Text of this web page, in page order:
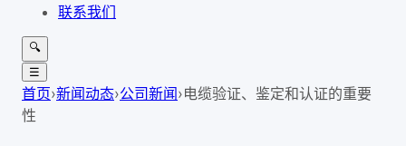
联系我们
🔍
☰
首页›新闻动态›公司新闻›电缆验证、鉴定和认证的重要
性